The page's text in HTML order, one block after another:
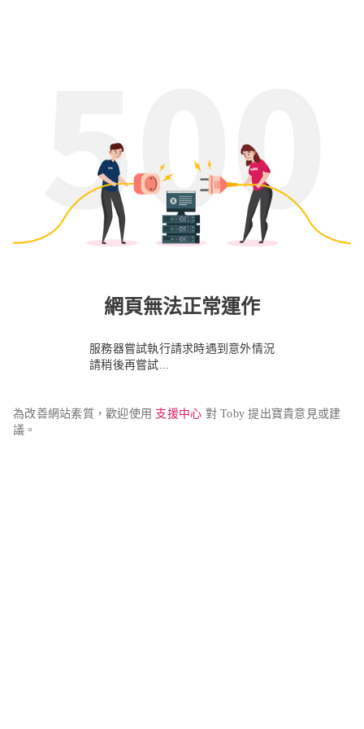
網頁無法正常運作
服務器嘗試執行請求時遇到意外情況
請稍後再嘗試...
為改善網站素質，歡迎使用 支援中心 對 Toby 提出寶貴意見或建
議。